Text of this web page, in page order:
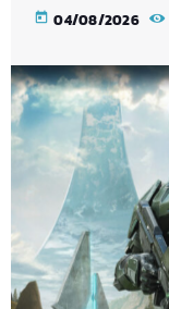
today 04/08/2026